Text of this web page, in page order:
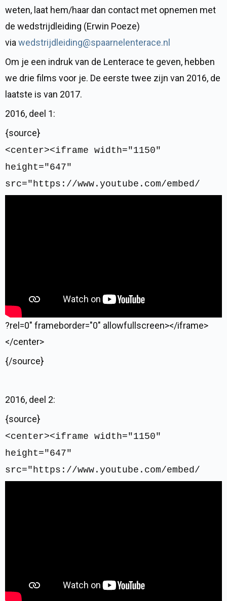
weten, laat hem/haar dan contact met opnemen met
de wedstrijdleiding (Erwin Poeze)
viawedstrijdleiding@spaarnelenterace.nl
Om je een indruk van de Lenterace te geven, hebben
we drie films voor je. De eerste twee zijn van 2016, de
laatste is van 2017.
2016, deel 1:
{source}
<center><iframe width="1150"
height="647"
src="https://www.youtube.com/embed/
?rel=0" frameborder="0" allowfullscreen></iframe>
</center>
{/source}
2016, deel 2:
{source}
<center><iframe width="1150"
height="647"
src="https://www.youtube.com/embed/